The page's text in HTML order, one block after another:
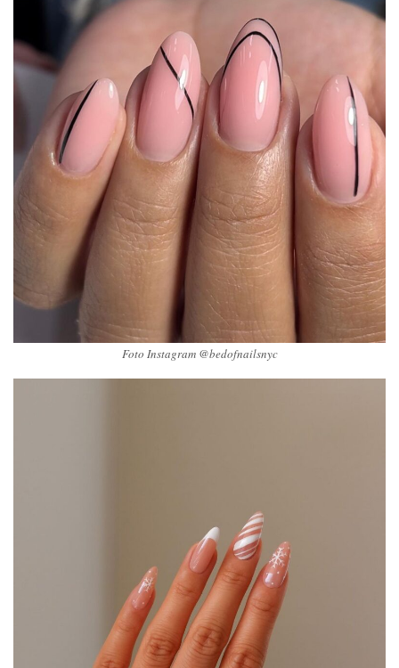
Foto Instagram @bedofnailsnyc